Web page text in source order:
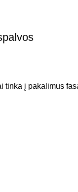
į pakalimus